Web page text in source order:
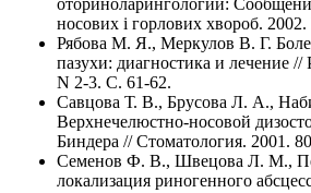
оториноларингологии:
носових i горлових хвороб.
Рябова М. Я., Меркулов В. Г.
пазухи: диагностика и лечение //
N 2-3. C. 61-62.
Савцова Т. В., Брусова Л. А.,
Верхнечелюстно-носовой
Биндера // Стоматология. 2001.
Семенов Ф. В., Швецова Л. М.,
локализация риногенного